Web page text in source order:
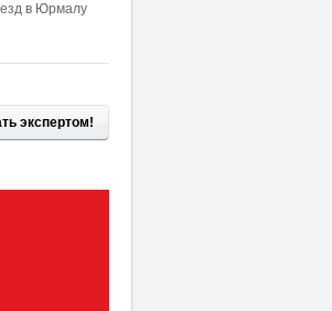
в Юрмалу
экспертом!